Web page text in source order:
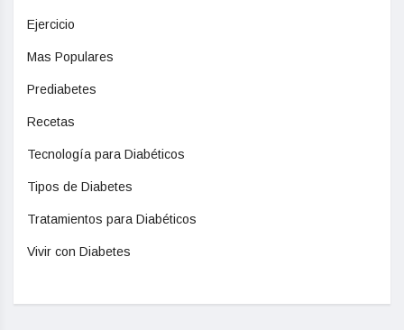
Ejercicio
Mas Populares
Prediabetes
Recetas
Tecnología para Diabéticos
Tipos de Diabetes
Tratamientos para Diabéticos
Vivir con Diabetes